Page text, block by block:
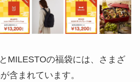
MILESTOの福袋には、さまざ
含まれています。